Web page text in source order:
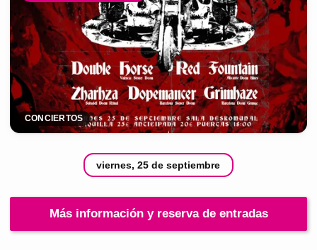
CONCIERTOS
viernes, 25 de septiembre
Más información y reserva de entradas